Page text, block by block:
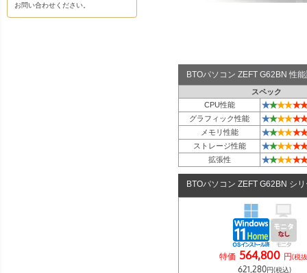
BTOパソコン ZEFT G62BN 性
スペック
CPU性能
★★★★★★
グラフィック性能 ★★★★★★
メモリ性能 ★★★★★★
ストレージ性能 ★★★★★★
拡張性 ★★★★★★
BTOパソコン ZEFT G62BN シ
特価 564,800 円(税
621,280円(税込)
お問い合わせください。